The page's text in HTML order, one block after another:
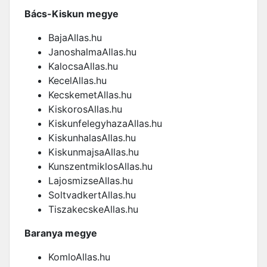
Bács-Kiskun megye
BajaAllas.hu
JanoshalmaAllas.hu
KalocsaAllas.hu
KecelAllas.hu
KecskemetAllas.hu
KiskorosAllas.hu
KiskunfelegyhazaAllas.hu
KiskunhalasAllas.hu
KiskunmajsaAllas.hu
KunszentmiklosAllas.hu
LajosmizseAllas.hu
SoltvadkertAllas.hu
TiszakecskeAllas.hu
Baranya megye
KomloAllas.hu